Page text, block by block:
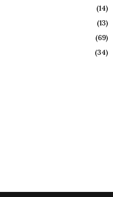
(14)
(13)
(69)
(34)